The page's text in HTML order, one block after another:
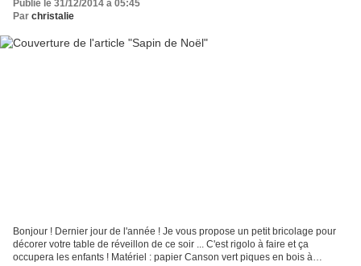
Publié le 31/12/2014 à 05:45
Par christalie
Bonjour ! Dernier jour de l'année ! Je vous propose un petit bricolage pour
décorer votre table de réveillon de ce soir ... C'est rigolo à faire et ça
occupera les enfants ! Matériel : papier Canson vert piques en bois à